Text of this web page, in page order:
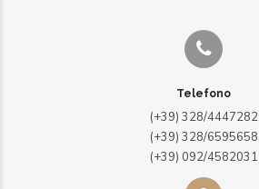
Telefono
(+39) 328/4447282
(+39) 328/6595658
(+39) 092/4582031